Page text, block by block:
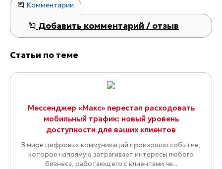
Комментарии
Добавить комментарий / отзыв
Статьи по теме
Мессенджер «Макс» перестал расходовать
мобильный трафик: новый уровень
доступности для ваших клиентов
В мире цифровых коммуникаций произошло событие,
которое напрямую затрагивает интересы любого
бизнеса, работающего с клиентами че...